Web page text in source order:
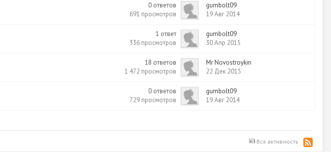
0 ответов
691 просмотров
gumbolt09
19 Авг 2014
1 ответ
336 просмотров
gumbolt09
30 Апр 2015
18 ответов
1 472 просмотров
Mr Novostroykin
22 Дек 2015
0 ответов
729 просмотров
gumbolt09
19 Авг 2014
Вся активность